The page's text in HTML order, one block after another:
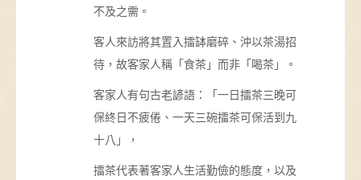
不及之需。
客人來訪將其置入擂缽磨碎、沖以茶湯招
待，故客家人稱「食茶」而非「喝茶」。
客家人有句古老諺語：「一日擂茶三晚可
保終日不疲倦、一天三碗擂茶可保活到九
十八」，
擂茶代表著客家人生活勤儉的態度，以及